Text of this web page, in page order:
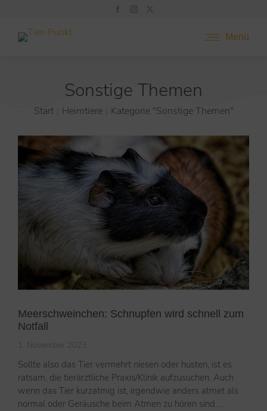
Menü
Sonstige Themen
Sie befinden sich hier:
Start Heimtiere Kategorie "Sonstige Themen"
Meerschweinchen: Schnupfen wird schnell zum
Notfall
1. November 2023
Sollte also das Tier vermehrt niesen oder husten, ist es
ratsam, die tierärztliche Praxis/Klinik aufzusuchen. Auch
wenn das Tier kurzatmig ist, irgendwie anders atmet als
normal oder Geräusche beim Atmen zu hören sind….